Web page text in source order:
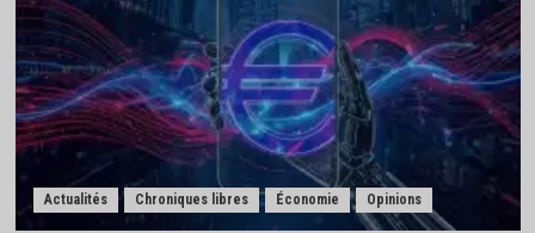
Actualités Chroniques libres Économie Opinions